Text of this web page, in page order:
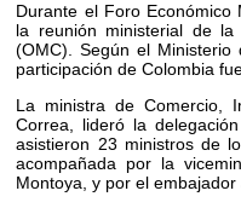
Durante el Foro Económico
la reunión ministerial de la
(OMC). Según el Ministerio
participación de Colombia
La ministra de Comercio,
Correa, lideró la
asistieron 23 ministros de
acompañada por la
Montoya, y por el